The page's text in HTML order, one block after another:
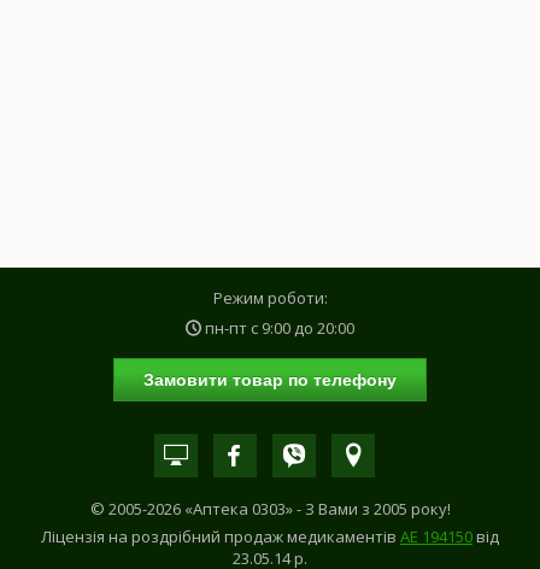
Режим роботи:
пн-пт с 9:00 до 20:00
Замовити товар по телефону
© 2005-2026 «Аптека 0303» - З Вами з 2005 року!
Ліцензія на роздрібний продаж медикаментів АE 194150від
23.05.14 р.